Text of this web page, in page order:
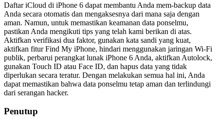
Daftar iCloud di iPhone 6 dapat membantu Anda mem-backup data
Anda secara otomatis dan mengaksesnya dari mana saja dengan
aman. Namun, untuk memastikan keamanan data ponselmu,
pastikan Anda mengikuti tips yang telah kami berikan di atas.
Aktifkan verifikasi dua faktor, gunakan kata sandi yang kuat,
aktifkan fitur Find My iPhone, hindari menggunakan jaringan Wi-Fi
publik, perbarui perangkat lunak iPhone 6 Anda, aktifkan Autolock,
gunakan Touch ID atau Face ID, dan hapus data yang tidak
diperlukan secara teratur. Dengan melakukan semua hal ini, Anda
dapat memastikan bahwa data ponselmu tetap aman dan terlindungi
dari serangan hacker.
Penutup